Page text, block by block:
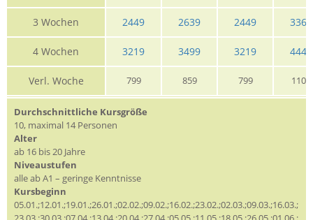
3 Wochen 2449 2639 2449 3369
4 Wochen 3219 3499 3219 4449
Verl. Woche 799 859 799 1105
Durchschnittliche Kursgröße
10, maximal 14 Personen
Alter
ab 16 bis 20 Jahre
Niveaustufen
alle ab A1 – geringe Kenntnisse
Kursbeginn
05.01.;12.01.;19.01.;26.01.;02.02.;09.02.;16.02.;23.02.;02.03.;09.03.;16.03.;